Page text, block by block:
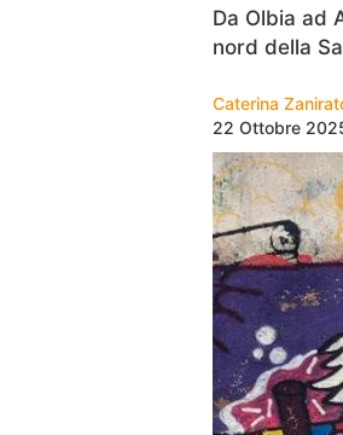
Da Olbia ad
nord della
Caterina
22 Ottobre